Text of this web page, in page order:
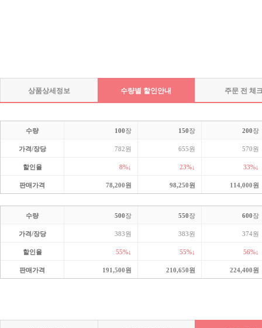
상품상세정보 수량별 할인안내 주문 전 체
수량 100장 150장 200장
가격/장당 782원 655원 570원
할인율 8%↓ 23%↓ 33%↓
판매가격 78,200원 98,250원 114,000원
수량 500장 550장 600장
가격/장당 383원 383원 374원
할인율 55%↓ 55%↓ 56%↓
판매가격 191,500원 210,650원 224,400원